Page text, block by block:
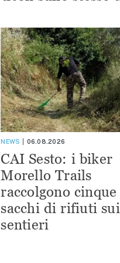
NEWS 06.08.2026
CAI Sesto: i biker
Morello Trails
raccolgono cinque
sacchi di rifiuti sui
sentieri